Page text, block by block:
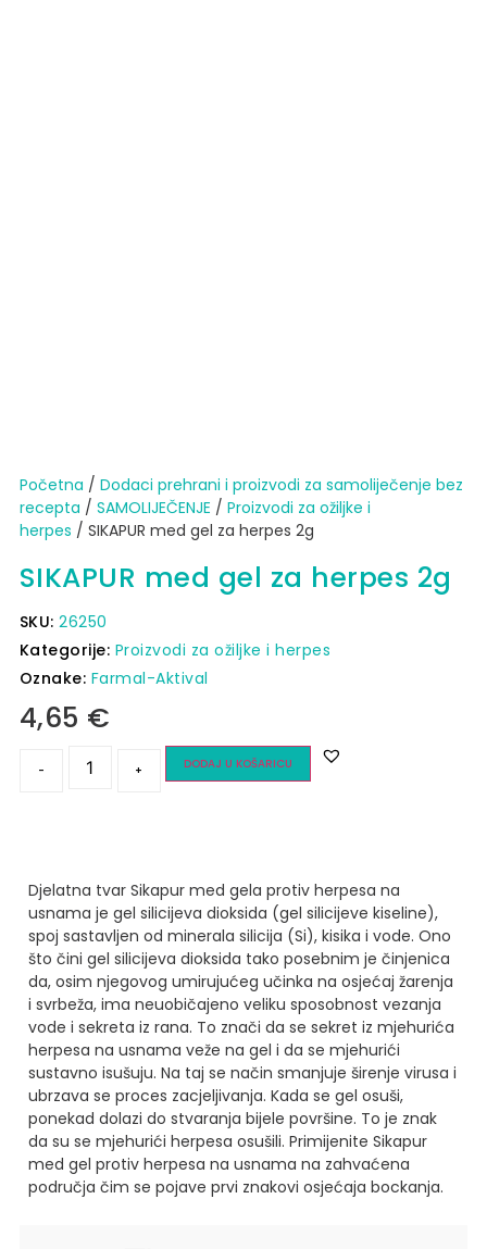
Početna / Dodaci prehrani i proizvodi za samoliječenje bez
recepta / SAMOLIJEČENJE / Proizvodi za ožiljke i
herpes / SIKAPUR med gel za herpes 2g
SIKAPUR med gel za herpes 2g
SKU:26250
Kategorije: Proizvodi za ožiljke i herpes
Oznake: Farmal-Aktival
4,65 €
- + DODAJ U KOŠARICU
Djelatna tvar Sikapur med gela protiv herpesa na
usnama je gel silicijeva dioksida (gel silicijeve kiseline),
spoj sastavljen od minerala silicija (Si), kisika i vode. Ono
što čini gel silicijeva dioksida tako posebnim je činjenica
da, osim njegovog umirujućeg učinka na osjećaj žarenja
i svrbeža, ima neuobičajeno veliku sposobnost vezanja
vode i sekreta iz rana. To znači da se sekret iz mjehurića
herpesa na usnama veže na gel i da se mjehurići
sustavno isušuju. Na taj se način smanjuje širenje virusa i
ubrzava se proces zacjeljivanja. Kada se gel osuši,
ponekad dolazi do stvaranja bijele površine. To je znak
da su se mjehurići herpesa osušili. Primijenite Sikapur
med gel protiv herpesa na usnama na zahvaćena
područja čim se pojave prvi znakovi osjećaja bockanja.